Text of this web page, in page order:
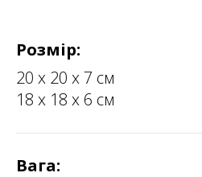
Розмір:
20 х 20 х 7 см
18 х 18 х 6 см
Вага: